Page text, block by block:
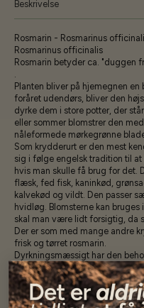
Beskrivelse
Rosmarin - Rosmarinus
Rosmarinus officinalis
Rosmarin betyder ca. "duggen
Planten bliver på hjemegnen
foråret udendørs, bliver den
dyrke dem i store potter, der
eller sommer blomstrer den
nåleformede mørkegrønne
Som krydderurt er den mest
sig i følge engelsk tradition til
hvis man skulle få brug for det.
flæsk, fed fisk, kaninkød,
kalvekød og vildt. Den passer
hvidløg. Blomsterne kan
skal man være lidt forsigtig, da
Der er som med mange andre
frisk og tørret rosmarin.
Dyrkningsmæssigt har den
Den udbredte myte om at
vand, viser sig specielt ved
overleve ekstreme forhold,
hvis de ikke får noget at leve af.